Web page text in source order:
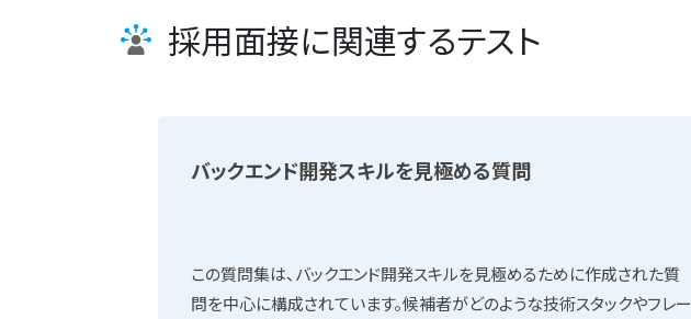
採用面接に関連するテスト
バックエンド開発スキルを見極める質問
この質問集は、バックエンド開発スキルを見極めるために作成された質
問を中心に構成されています。候補者がどのような技術スタックやフレー